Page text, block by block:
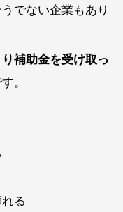
でない企業もあり
り補助金を受け取っ
。
る